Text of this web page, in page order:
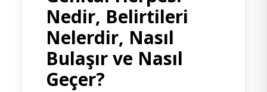
Nedir, Belirtileri
Nelerdir, Nasıl
Bulaşır ve Nasıl
Geçer?